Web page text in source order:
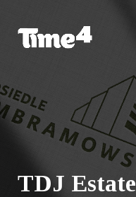
TDJ Estate